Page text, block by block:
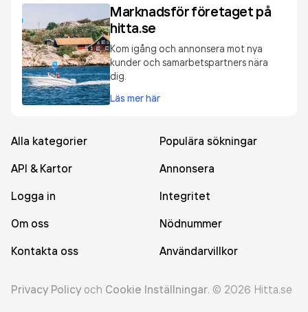
Marknadsför företaget på
hitta.se
Kom igång och annonsera mot nya
kunder och samarbetspartners nära
dig.
Läs mer här
Alla kategorier
Populära sökningar
API & Kartor
Annonsera
Logga in
Integritet
Om oss
Nödnummer
Kontakta oss
Användarvillkor
Privacy Policy och Cookie Inställningar. © 2026 Hitta.se